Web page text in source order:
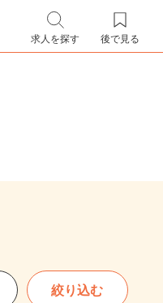
求人を探す 後で見る
絞り込む